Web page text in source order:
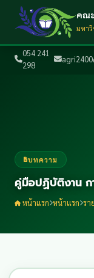
054 241
298
คณ
มหา
บทความ
คู่มือปฏิบัติงาน ก
หน้าแรก หน้าแรก รา